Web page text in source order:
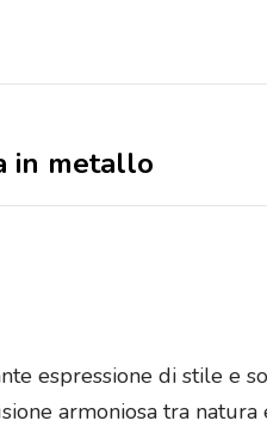
in metallo
espressione di stile e
armoniosa tra